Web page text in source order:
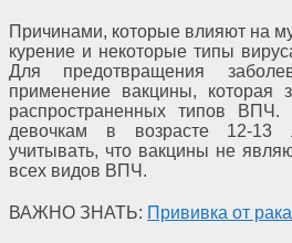
Причинами, которые влияют на
курение и некоторые типы
Для предотвращения
применение вакцины, которая
распространенных типов
девочкам в возрасте 12-13
учитывать, что вакцины не
всех видов ВПЧ.
ВАЖНО ЗНАТЬ: Прививка от